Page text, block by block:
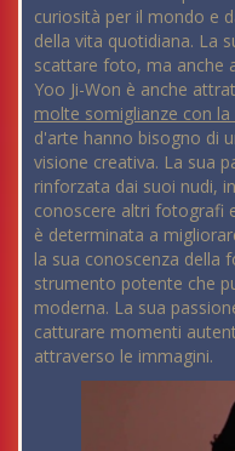
curiosità per il mondo e
della vita quotidiana. La
scattare foto, ma anche
Yoo Ji-Won è anche
molte somiglianze con la
d'arte hanno bisogno di
visione creativa. La sua
rinforzata dai suoi nudi,
conoscere altri fotografi
è determinata a
la sua conoscenza della
strumento potente che
moderna. La sua
catturare momenti
attraverso le immagini.